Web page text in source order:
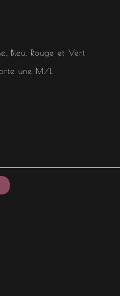
Bleu, Rouge et Vert
une M/L